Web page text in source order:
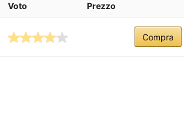
Voto Prezzo
Compra